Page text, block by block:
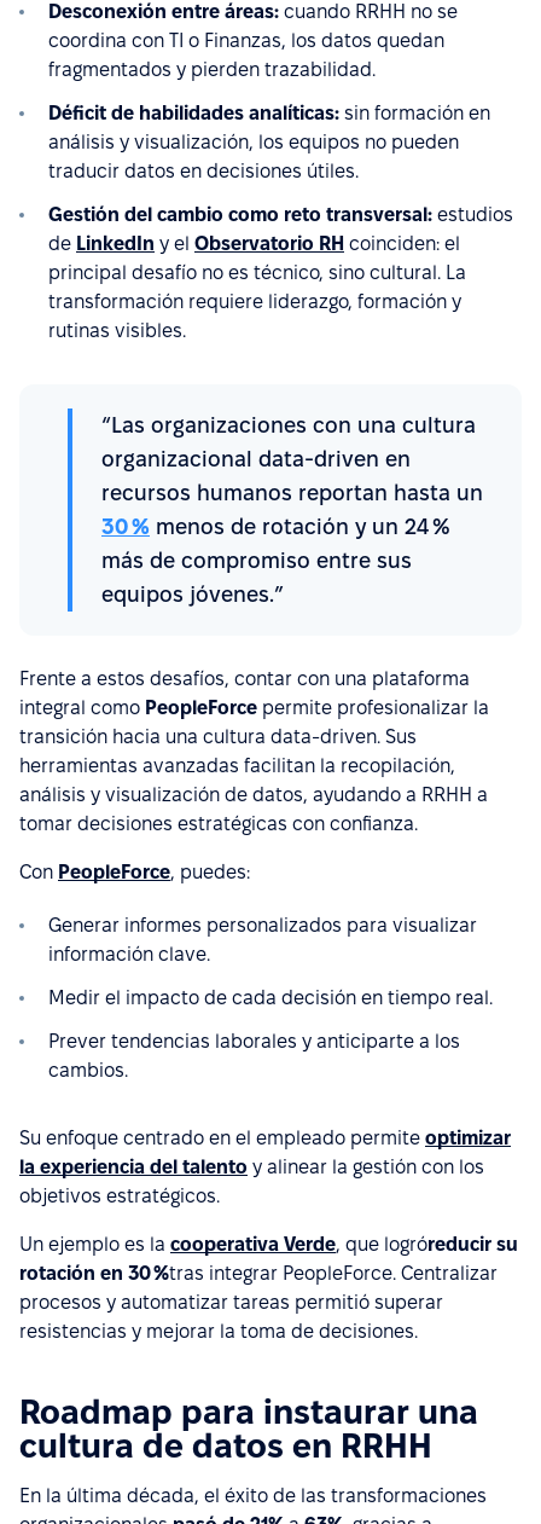
Desconexión entre áreas: cuando RRHH no se
coordina con TI o Finanzas, los datos quedan
fragmentados y pierden trazabilidad.
Déficit de habilidades analíticas: sin formación en
análisis y visualización, los equipos no pueden
traducir datos en decisiones útiles.
Gestión del cambio como reto transversal: estudios
de LinkedIn y el Observatorio RH coinciden: el
principal desafío no es técnico, sino cultural. La
transformación requiere liderazgo, formación y
rutinas visibles.
“Las organizaciones con una cultura
organizacional data-driven en
recursos humanos reportan hasta un
30 % menos de rotación y un 24 %
más de compromiso entre sus
equipos jóvenes.”
Frente a estos desafíos, contar con una plataforma
integral como PeopleForce permite profesionalizar la
transición hacia una cultura data-driven. Sus
herramientas avanzadas facilitan la recopilación,
análisis y visualización de datos, ayudando a RRHH a
tomar decisiones estratégicas con confianza.
Con PeopleForce, puedes:
Generar informes personalizados para visualizar
información clave.
Medir el impacto de cada decisión en tiempo real.
Prever tendencias laborales y anticiparte a los
cambios.
Su enfoque centrado en el empleado permite optimizar
la experiencia del talento y alinear la gestión con los
objetivos estratégicos.
Un ejemplo es la cooperativa Verde, que logróreducir su
rotación en 30 %tras integrar PeopleForce. Centralizar
procesos y automatizar tareas permitió superar
resistencias y mejorar la toma de decisiones.
Roadmap para instaurar una
cultura de datos en RRHH
En la última década, el éxito de las transformaciones